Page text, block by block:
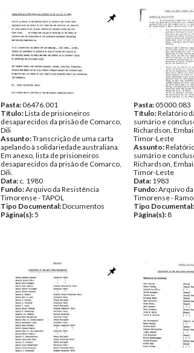
Pasta:06476.001
Título:Lista de prisioneiros
desaparecidos da prisão de Comarco,
Dili
Assunto:Transcrição de uma carta
apelando à solidariedade australiana.
Em anexo, lista de prisioneiros
desaparecidos da prisão de Comarco,
Dili.
Data: c. 1980
Fundo:Arquivo da Resistência
Timorense - TAPOL
Tipo Documental:Documentos
Página(s):5
Pasta:05000.083
Título:Relatório
sumário e
Richardson,
Timor-Leste
Assunto:
sumário e
Richardson,
Timor-Leste
Data: 1983
Fundo:Arquivo
Timorense -
Tipo Documental:
Página(s): 8